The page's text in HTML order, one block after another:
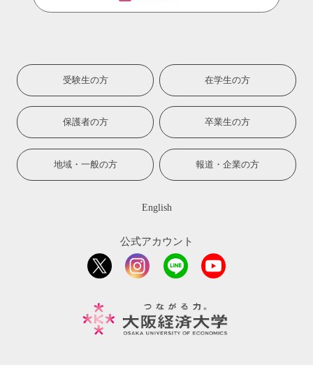
受験生の方 在学生の方
保護者の方 卒業生の方
地域・一般の方 報道・企業の方
English
公式アカウント